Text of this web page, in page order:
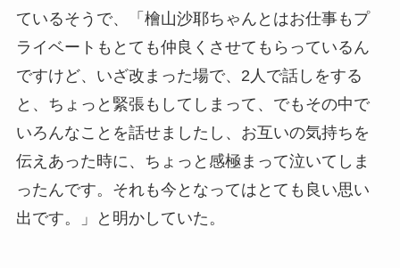
ているそうで、「檜山沙耶ちゃんとはお仕事もプ
ライベートもとても仲良くさせてもらっているん
ですけど、いざ改まった場で、2人で話しをする
と、ちょっと緊張もしてしまって、でもその中で
いろんなことを話せましたし、お互いの気持ちを
伝えあった時に、ちょっと感極まって泣いてしま
ったんです。それも今となってはとても良い思い
出です。」と明かしていた。